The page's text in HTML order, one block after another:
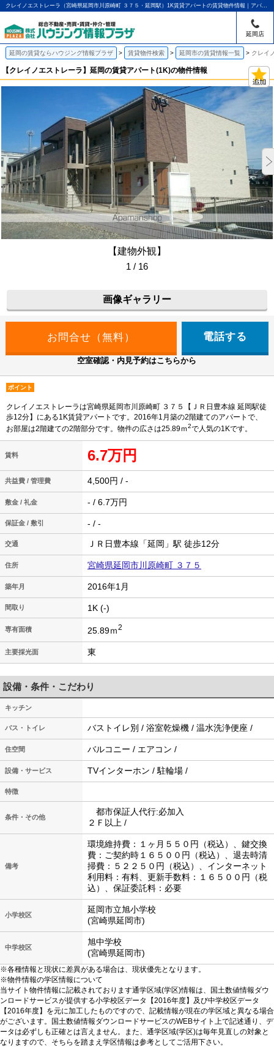
クレイノエストレーラ（宮崎県延岡市川原崎町 ３７５・延岡駅）1K賃貸アパートの賃貸物件情報｜アパマンショップ延岡店｜ハウジング情報プラザ
延岡店
延岡の賃貸ならハウジング情報プラザ 賃貸物件検索 延岡市の賃貸情報一覧 クレイ
【クレイノエストレーラ】延岡の賃貸アパート(1K)の物件情報
【建物外観】
1 / 16
画像ギャラリー
電話する
空室確認・内見予約はこちらから
ポイント
クレイノエストレーラは宮崎県延岡市川原崎町 ３７５【ＪＲ日豊本線 延岡駅徒
歩12分】にある1K賃貸アパートです。2016年1月築の2階建てのアパートで、
お部屋は2階建ての2階部分です。物件の広さは25.89ｍ2で人気の1Kです。
賃料 6.7万円
共益費 / 管理費 4,500円 / -
敷金 / 礼金 - / 6.7万円
保証金 / 敷引 - / -
交通 ＪＲ日豊本線「延岡」駅 徒歩12分
住所 宮崎県延岡市川原崎町 ３７５
築年月 2016年1月
間取り 1K (-)
専有面積 25.89ｍ2
主要採光面 東
設備・条件・こだわり
キッチン
バス・トイレ バストイレ別 / 浴室乾燥機 / 温水洗浄便座 /
住空間 バルコニー / エアコン /
設備・サービス TVインターホン / 駐輪場 /
特徴
条件・その他
都市保証人代行:必加入
２Ｆ以上 /
備考
環境維持費：１ヶ月５５０円（税込）、鍵交換
費：ご契約時１６５００円（税込）、退去時清
掃費：５２２５０円（税込）、インターネット
利用料：有料、更新手数料：１６５００円（税
込）、保証委託料：必要
小学校区
延岡市立旭小学校
(宮崎県延岡市)
中学校区
旭中学校
(宮崎県延岡市)
※各種情報と現状に差異がある場合は、現状優先となります。
※物件情報の学区情報について
当サイト物件情報に記載されております通学区域(学区)情報は、国土数値情報ダウ
ンロードサービスが提供する小学校区データ【2016年度】及び中学校区データ
【2016年度】を元に加工したものですので、記載情報が現在の学区域と異なる場合
がございます。国土数値情報ダウンロードサービスのWEBサイト上で記述通り、デ
ータは必ずしも正確とは言えません。また、通学区域(学区)は毎年見直しの対象と
なりますので、そちらを踏まえ学区情報は参考としてご活用下さい。